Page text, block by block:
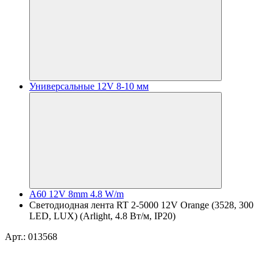
Универсальные 12V 8-10 мм
A60 12V 8mm 4.8 W/m
Светодиодная лента RT 2-5000 12V Orange (3528, 300
LED, LUX) (Arlight, 4.8 Вт/м, IP20)
Арт.: 013568